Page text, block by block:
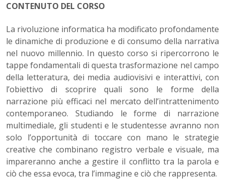
CONTENUTO DEL CORSO
La rivoluzione informatica ha modificato profondamente
le dinamiche di produzione e di consumo della narrativa
nel nuovo millennio. In questo corso si ripercorrono le
tappe fondamentali di questa trasformazione nel campo
della letteratura, dei media audiovisivi e interattivi, con
l’obiettivo di scoprire quali sono le forme della
narrazione più efficaci nel mercato dell’intrattenimento
contemporaneo. Studiando le forme di narrazione
multimediale, gli studenti e le studentesse avranno non
solo l’opportunità di toccare con mano le strategie
creative che combinano registro verbale e visuale, ma
impareranno anche a gestire il conflitto tra la parola e
ciò che essa evoca, tra l’immagine e ciò che rappresenta.